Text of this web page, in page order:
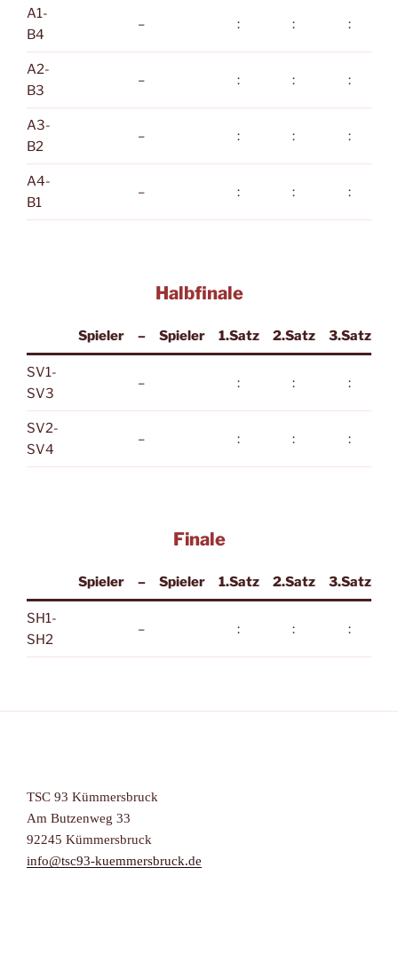
A1-
B4
– : : :
A2-
B3
– : : :
A3-
B2
– : : :
A4-
B1
– : : :
Halbfinale
Spieler – Spieler 1.Satz 2.Satz 3.Satz
SV1-
SV3
– : : :
SV2-
SV4
– : : :
Finale
Spieler – Spieler 1.Satz 2.Satz 3.Satz
SH1-
SH2
– : : :
TSC 93 Kümmersbruck
Am Butzenweg 33
92245 Kümmersbruck
info@tsc93-kuemmersbruck.de